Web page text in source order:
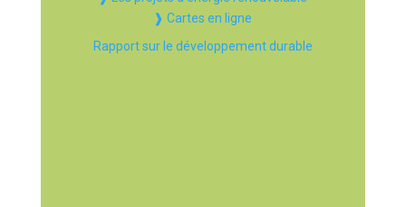
❱ Cartes en ligne
Rapport sur le développement durable